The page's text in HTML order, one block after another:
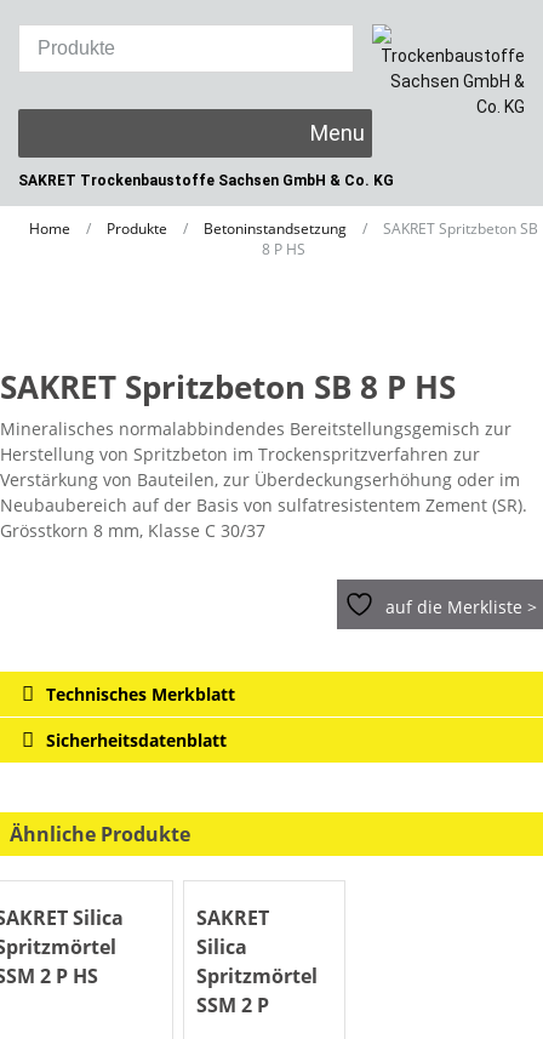
SAKRET Trockenbaustoffe Sachsen GmbH & Co. KG
content
Home / Produkte / Betoninstandsetzung /
SAKRET Spritzbeton SB
8 P HS
SAKRET Spritzbeton SB 8 P HS
Mineralisches normalabbindendes Bereitstellungsgemisch zur
Herstellung von Spritzbeton im Trockenspritzverfahren zur
Verstärkung von Bauteilen, zur Überdeckungserhöhung oder im
Neubaubereich auf der Basis von sulfatresistentem Zement (SR).
Grösstkorn 8 mm, Klasse C 30/37
auf die Merkliste >
Technisches Merkblatt
Sicherheitsdatenblatt
Ähnliche Produkte
Silica
2 P HS
SAKRET
Silica
Spritzmörtel
SSM 2 P